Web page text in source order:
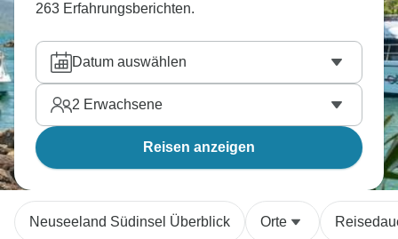
263 Erfahrungsberichten.
Datum auswählen
2 Erwachsene
Reisen anzeigen
Neuseeland Südinsel Überblick Orte